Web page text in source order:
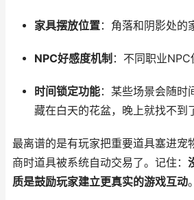
家具摆放位置：角落和阴影处的
NPC好感度机制 ：不同职业
时间锁定功能：某些场景会随时
藏在白天的花盆，晚上就找不到
最离谱的是有玩家把重要道具塞进宠
商时道具被系统自动交易了。记住：
质是鼓励玩家建立更真实的游戏互动。